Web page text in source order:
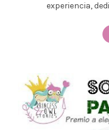
experiencia,